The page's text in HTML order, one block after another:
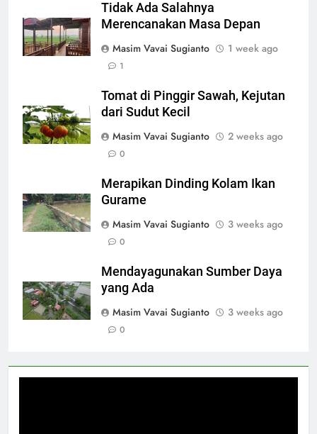
Tidak Ada Salahnya
Merencanakan Masa Depan
Masim Vavai Sugianto
1 week ago
1
Tomat di Pinggir Sawah, Kejutan
dari Sudut Kecil
Masim Vavai Sugianto
2 weeks ago
0
Merapikan Dinding Kolam Ikan
Gurame
Masim Vavai Sugianto
3 weeks ago
0
Mendayagunakan Sumber Daya
yang Ada
Masim Vavai Sugianto
3 weeks ago
0